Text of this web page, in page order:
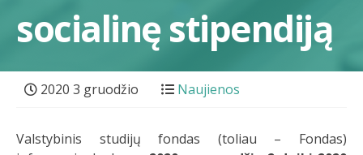
socialinę stipendiją
2020 3 gruodžio Naujienos
Valstybinis studijų fondas (toliau – Fondas)